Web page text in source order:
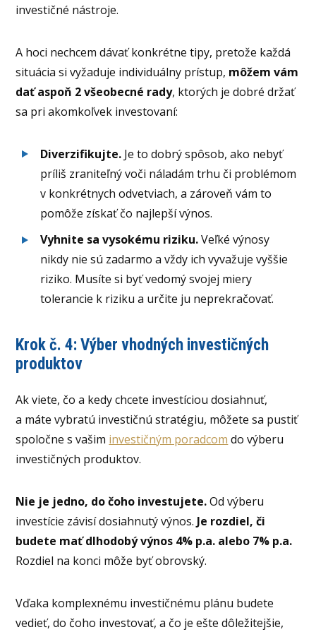
investičné nástroje.
A hoci nechcem dávať konkrétne tipy, pretože každá
situácia si vyžaduje individuálny prístup, môžem vám
dať aspoň 2 všeobecné rady, ktorých je dobré držať
sa pri akomkoľvek investovaní:
Diverzifikujte. Je to dobrý spôsob, ako nebyť
príliš zraniteľný voči náladám trhu či problémom
v konkrétnych odvetviach, a zároveň vám to
pomôže získať čo najlepší výnos.
Vyhnite sa vysokému riziku.Veľké výnosy
nikdy nie sú zadarmo a vždy ich vyvažuje vyššie
riziko. Musíte si byť vedomý svojej miery
tolerancie k riziku a určite ju neprekračovať.
Krok č. 4: Výber vhodných investičných
produktov
Ak viete, čo a kedy chcete investíciou dosiahnuť,
a máte vybratú investičnú stratégiu, môžete sa pustiť
spoločne s vašim investičným poradcom do výberu
investičných produktov.
Nie je jedno, do čoho investujete.Od výberu
investície závisí dosiahnutý výnos. Je rozdiel, či
budete mať dlhodobý výnos 4% p.a. alebo 7% p.a.
Rozdiel na konci môže byť obrovský.
Vďaka komplexnému investičnému plánu budete
vedieť, do čoho investovať, a čo je ešte dôležitejšie,